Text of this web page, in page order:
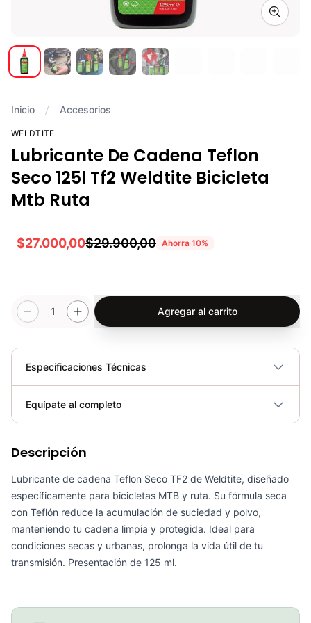
Zoom
Inicio Accesorios
WELDTITE
Lubricante De Cadena Teflon
Seco 125l Tf2 Weldtite Bicicleta
Mtb Ruta
$27.000,00$29.900,00 Ahorra 10%
1 Agregar al carrito
Especificaciones Técnicas
Plegable No
Equípate al completo
COP 33,000.00
Combo Grasa Ultimate Tf2 125l Weldtite+Pistola Aplicadora Ciclismo
COP 89,900.00
Descripción
Lubricante de cadena Teflon Seco TF2 de Weldtite, diseñado
específicamente para bicicletas MTB y ruta. Su fórmula seca
con Teflón reduce la acumulación de suciedad y polvo,
manteniendo tu cadena limpia y protegida. Ideal para
condiciones secas y urbanas, prolonga la vida útil de tu
transmisión. Presentación de 125 ml.